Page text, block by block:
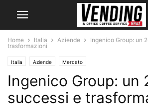
Home Italia Aziende
Ingenico Group: un
trasformazioni
Italia Aziende Mercato
Ingenico Group: un
successi e